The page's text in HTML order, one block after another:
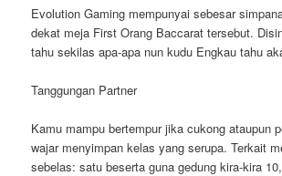
Evolution Gaming mempunyai sebesar
dekat meja First Orang Baccarat tersebut.
tahu sekilas apa-apa nun kudu Engkau tahu
Tanggungan Partner
Kamu mampu bertempur jika cukong ataupun
wajar menyimpan kelas yang serupa. Terkait
sebelas: satu beserta guna gedung kira-kira